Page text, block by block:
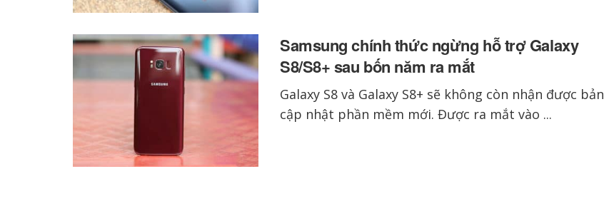
Samsung chính thức ngừng hỗ trợ Galaxy
S8/S8+ sau bốn năm ra mắt
Galaxy S8 và Galaxy S8+ sẽ không còn nhận được bản
cập nhật phần mềm mới. Được ra mắt vào ...